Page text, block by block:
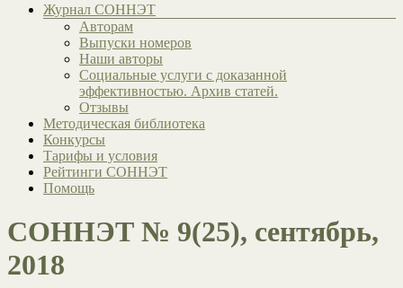
Журнал СОННЭТ
Авторам
Выпуски номеров
Наши авторы
Социальные услуги с доказанной
эффективностью. Архив статей.
Отзывы
Методическая библиотека
Конкурсы
Тарифы и условия
Рейтинги СОННЭТ
Помощь
СОННЭТ № 9(25), сентябрь,
2018